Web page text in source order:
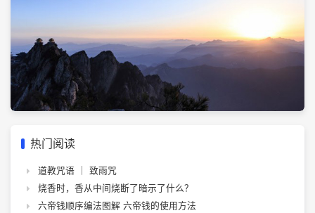
热门阅读
道教咒语 ｜ 致雨咒
烧香时，香从中间烧断了暗示了什么？
六帝钱顺序编法图解 六帝钱的使用方法